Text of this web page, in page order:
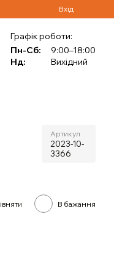
Вхід
Графік роботи:
Пн-Сб:
9:00–18:00
Нд:
Вихідний
Артикул
2023-10-
3366
В бажання